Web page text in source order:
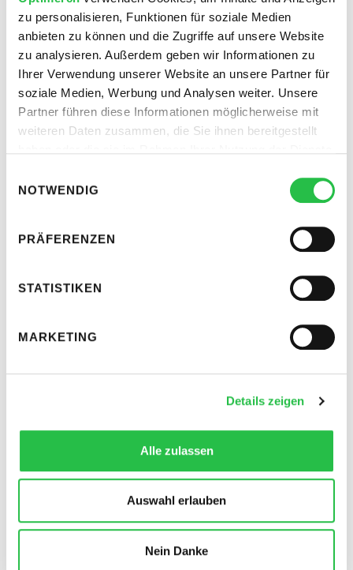
zu personalisieren, Funktionen für soziale Medien
anbieten zu können und die Zugriffe auf unsere Website
zu analysieren. Außerdem geben wir Informationen zu
Ihrer Verwendung unserer Website an unsere Partner für
soziale Medien, Werbung und Analysen weiter. Unsere
Partner führen diese Informationen möglicherweise mit
weiteren Daten zusammen, die Sie ihnen bereitgestellt
NOTWENDIG
PRÄFERENZEN
STATISTIKEN
MARKETING
Details zeigen
Alle zulassen
Auswahl erlauben
Nein Danke
Analyse der Qualitätsfaktor-
Informationen
Zur Bewertung der Qualität gibt Google die Werte
10 an. Liegt der Wert unter 8, sollte gehandelt werden, um
anderen drei Spalten genauere Anhaltspunkte, denn
diese geben an, wie sich das Keyword bezüglich der
verhält.
angegeben, bestehen keine größeren
unterdurchschnittlicheBewertung können folgende
Gründe vorliegen:
die Anzeige oder das Keyword ist nicht spezifisch
die Anzeigengruppe umfasst zu viele Themen